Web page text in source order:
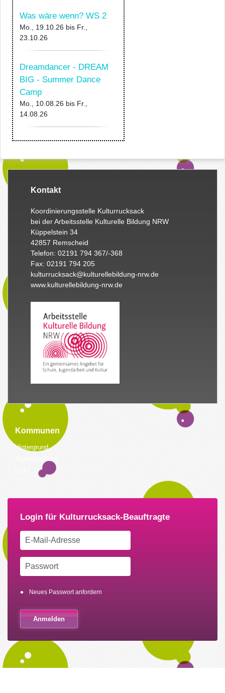
Was wäre wenn? WS 2
Mo., 19.10.26 bis Fr.,
23.10.26
Dreamdancer - DREAM
BIG - Summer Dance
Camp
Mo., 10.08.26 bis Fr.,
14.08.26
Kontakt
Koordinierungsstelle Kulturrucksack
bei der Arbeitsstelle Kulturelle Bildung NRW
Küppelstein 34
42857 Remscheid
Telefon: 02191 794 367/-368
Fax: 02191 794 205
kulturrucksack@kulturellebildung-nrw.de
www.kulturellebildung-nrw.de
Kommunen
Hintergrund
Neues Passwort anfordern